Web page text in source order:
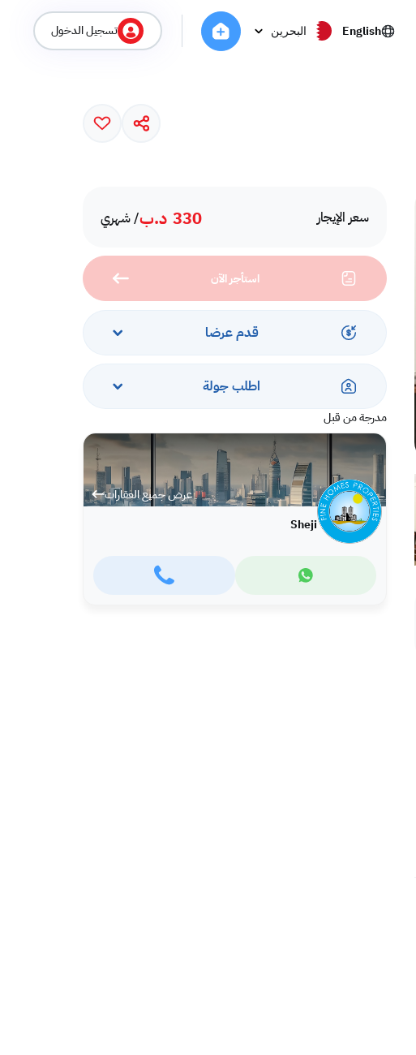
English البحرين تسجيل الدخول
سعر الإيجار 330 د.ب/ شهري
استأجر الآن
قدم عرضا
اطلب جولة
مدرجة من قبل
عرض جميع العقارات
Sheji